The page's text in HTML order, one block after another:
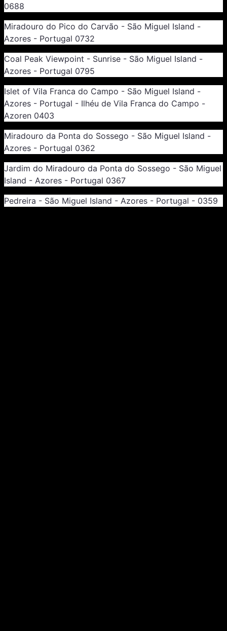
0688
Miradouro do Pico do Carvão - São Miguel Island -
Azores - Portugal 0732
Coal Peak Viewpoint - Sunrise - São Miguel Island -
Azores - Portugal 0795
Islet of Vila Franca do Campo - São Miguel Island -
Azores - Portugal - Ilhéu de Vila Franca do Campo -
Azoren 0403
Miradouro da Ponta do Sossego - São Miguel Island -
Azores - Portugal 0362
Jardim do Miradouro da Ponta do Sossego - São Miguel
Island - Azores - Portugal 0367
Pedreira - São Miguel Island - Azores - Portugal - 0359